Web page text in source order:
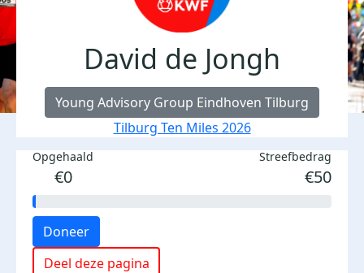
David de Jongh
Young Advisory Group Eindhoven Tilburg
Tilburg Ten Miles 2026
Opgehaald
€0
Streefbedrag
€50
Doneer
Deel deze pagina